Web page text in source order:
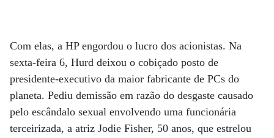
Com elas, a HP engordou o lucro dos acionistas. Na
sexta-feira 6, Hurd deixou o cobiçado posto de
presidente-executivo da maior fabricante de PCs do
planeta. Pediu demissão em razão do desgaste causado
pelo escândalo sexual envolvendo uma funcionária
terceirizada, a atriz Jodie Fisher, 50 anos, que estrelou